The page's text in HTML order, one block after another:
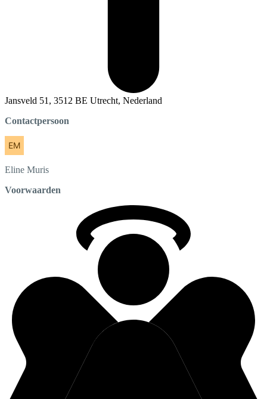
Jansveld 51, 3512 BE Utrecht, Nederland
Contactpersoon
Eline Muris
Voorwaarden